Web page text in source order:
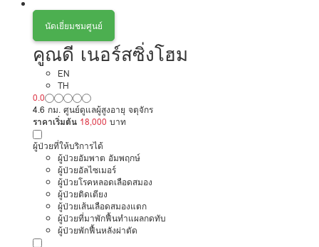
นัดเยี่ยมชมศูนย์
คูณดี เนอร์สซิ่งโฮม
EN
TH
0.0
4.6 กม. ศูนย์ดูแลผู้สูงอายุ จตุจักร
ราคาเริ่มต้น 18,000 บาท
ผู้ป่วยที่ให้บริการได้
ผู้ป่วยอัมพาต อัมพฤกษ์
ผู้ป่วยอัลไซเมอร์
ผู้ป่วยโรคหลอดเลือดสมอง
ผู้ป่วยติดเตียง
ผู้ป่วยเส้นเลือดสมองแตก
ผู้ป่วยที่มาพักฟื้นทำแผลกดทับ
ผู้ป่วยพักฟื้นหลังผ่าตัด